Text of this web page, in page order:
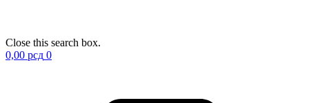
Close this search box.
0,00 рсд 0